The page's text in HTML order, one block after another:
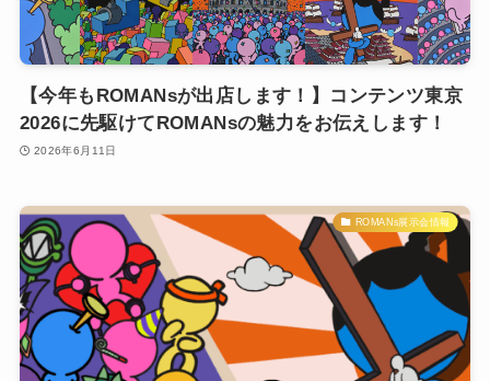
【今年もROMANsが出店します！】コンテンツ東京
2026に先駆けてROMANsの魅力をお伝えします！
2026年6月11日
ROMANs展示会情報